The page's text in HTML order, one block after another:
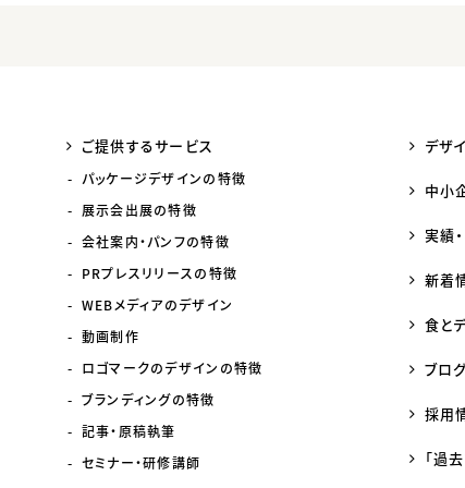
ご提供するサービス
パッケージデザインの特徴
展示会出展の特徴
会社案内・パンフの特徴
PRプレスリリースの特徴
WEBメディアのデザイン
動画制作
ロゴマークのデザインの特徴
ブランディングの特徴
記事・原稿執筆
セミナー・研修講師
デザ
中小
実績
新着
食と
ブロ
採用
「過